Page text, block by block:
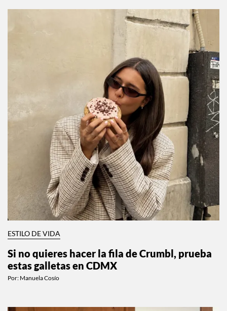
ESTILO DE VIDA
Si no quieres hacer la fila de Crumbl, prueba
estas galletas en CDMX
Por: Manuela Cosío